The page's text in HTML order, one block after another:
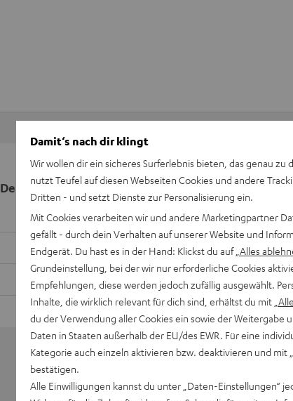
Deine Kaufberatung
Keinen Store in der
beraten dich auch
Hier Termin buchen
Damit‘s nach dir klingt
Wir wollen dir ein sicheres Surferlebnis bieten, das genau zu
nutzt Teufel auf diesen Webseiten Cookies und andere
Dritten - und setzt Dienste zur Personalisierung ein.
Mit Cookies verarbeiten wir und andere Marketingpartner
gefällt - durch dein Verhalten auf unserer Website und
Endgerät. Du hast es in der Hand: Klickst du auf „Alles
Grundeinstellung, bei der wir nur erforderliche Cookies
Empfehlungen, diese werden jedoch zufällig ausgewählt.
Inhalte, die wirklich relevant für dich sind, erhältst du mit
du der Verwendung aller Cookies ein sowie der Weitergabe
Daten in Staaten außerhalb der EU/des EWR. Für eine
Kategorie auch einzeln aktivieren bzw. deaktivieren und mit
bestätigen.
Alle Einwilligungen kannst du unter „Daten-Einstellungen“